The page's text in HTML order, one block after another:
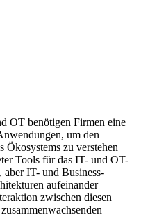
OT benötigen Firmen eine
um den
Ökosystems zu verstehen
Tools für das IT- und OT-
aber IT- und Business-
aufeinander
zwischen diesen